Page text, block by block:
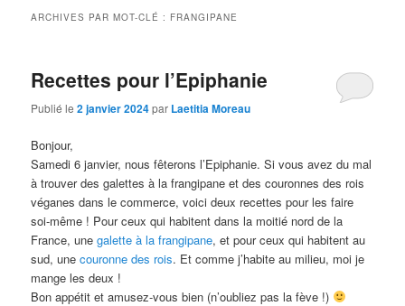
ARCHIVES PAR MOT-CLÉ : FRANGIPANE
Recettes pour l’Epiphanie
Publié le2 janvier 2024par Laetitia Moreau
Bonjour,
Samedi 6 janvier, nous fêterons l’Epiphanie. Si vous avez du mal
à trouver des galettes à la frangipane et des couronnes des rois
véganes dans le commerce, voici deux recettes pour les faire
soi-même ! Pour ceux qui habitent dans la moitié nord de la
France, unegalette à la frangipane, et pour ceux qui habitent au
sud, unecouronne des rois. Et comme j’habite au milieu, moi je
mange les deux !
Bon appétit et amusez-vous bien (n’oubliez pas la fève !)